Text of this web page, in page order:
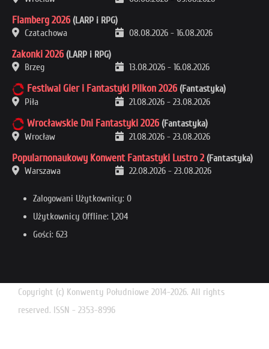
Flamberg 2026 (LARP i RPG)
Czatachowa
08.08.2026 - 16.08.2026
Zakonki 2026 (LARP i RPG)
Brzeg
13.08.2026 - 16.08.2026
Festiwal Gier i Fantastyki Pilkon 2026 (Fantastyka)
Piła
21.08.2026 - 23.08.2026
Wrocławskie Dni Fantastyki 2026 (Fantastyka)
Wrocław
21.08.2026 - 23.08.2026
Popularnonaukowy Konwent Fantastyki Lustro 2 (Fantastyka)
Warszawa
22.08.2026 - 23.08.2026
Zalogowani Użytkownicy: 0
Użytkownicy Offline: 1,204
Gości: 623
Copyright (c) Konwenty Południowe 2014-2026. All rights
reserved. ISSN - 2353-8996